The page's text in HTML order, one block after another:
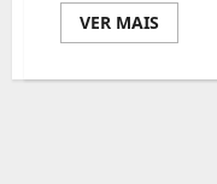
VER MAIS
mais
MENTE